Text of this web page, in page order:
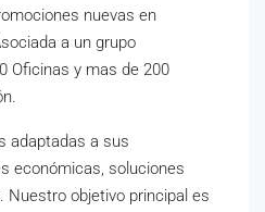
nuevas en
a un grupo
Oficinas y mas de 200
adaptadas a sus
económicas, soluciones
objetivo principal es